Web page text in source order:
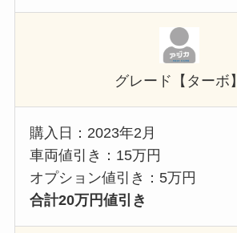
グレード【ターボ】
購入日：2023年2月
車両値引き：15万円
オプション値引き：5万円
合計20万円値引き